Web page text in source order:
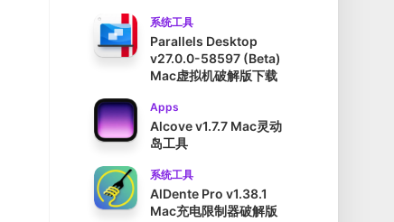
系统工具
Parallels Desktop
v27.0.0-58597 (Beta)
Mac虚拟机破解版下载
Apps
Alcove v1.7.7 Mac灵动
岛工具
系统工具
AlDente Pro v1.38.1
Mac充电限制器破解版